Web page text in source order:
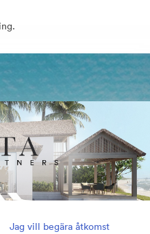
Jag vill begära åtkomst